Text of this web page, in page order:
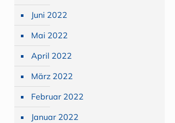
Juni 2022
Mai 2022
April 2022
März 2022
Februar 2022
Januar 2022